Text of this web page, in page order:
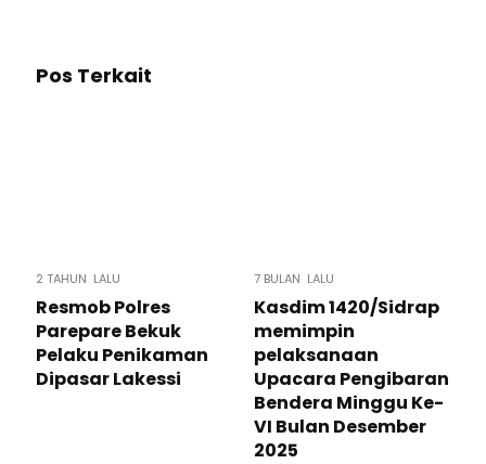
Pos Terkait
2 TAHUN LALU
Resmob Polres
Parepare Bekuk
Pelaku Penikaman
Dipasar Lakessi
7 BULAN LALU
Kasdim 1420/Sidrap
memimpin
pelaksanaan
Upacara Pengibaran
Bendera Minggu Ke-
VI Bulan Desember
2025